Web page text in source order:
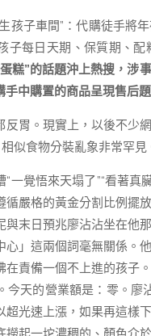
孩子車間”：代購徒手將
子每日天期、保質期、
糕”的話題沖上熱搜，涉
中購置的商品呈現售后
反胃。現實上，以後不少
似食物分裝亂象非常罕見
一覺悟來天塌了”“看著
循嚴格的黃金分割比例擺
末日預兆廖沾沾坐在他
心」這兩個詞毫無關係。
在責備一個不上進的孩子
今天的營業額是：零。廖
光速上漲，如果再這樣